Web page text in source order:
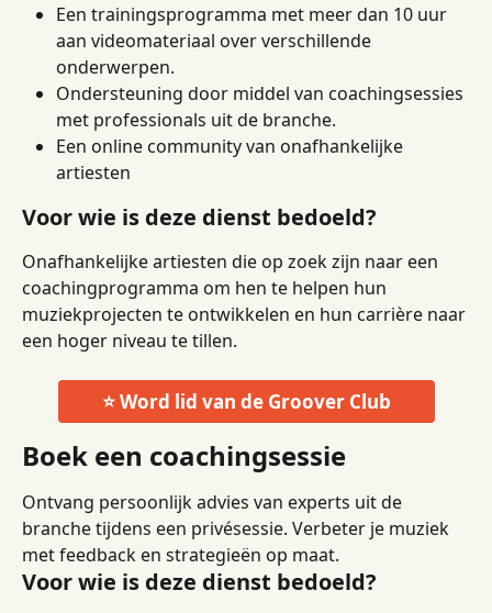
Een trainingsprogramma met meer dan 10 uur
aan videomateriaal over verschillende
onderwerpen.
Ondersteuning door middel van coachingsessies
met professionals uit de branche.
Een online community van onafhankelijke
artiesten
Voor wie is deze dienst bedoeld?
Onafhankelijke artiesten die op zoek zijn naar een
coachingprogramma om hen te helpen hun
muziekprojecten te ontwikkelen en hun carrière naar
een hoger niveau te tillen.
⭐ Word lid van de Groover Club
Boek een coachingsessie
Ontvang persoonlijk advies van experts uit de
branche tijdens een privésessie. Verbeter je muziek
met feedback en strategieën op maat.
Voor wie is deze dienst bedoeld?